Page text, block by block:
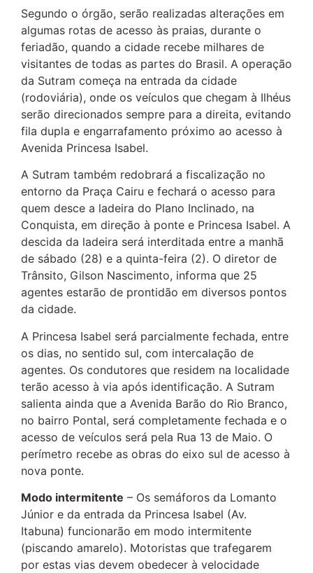
Segundo o órgão, serão realizadas alterações em
algumas rotas de acesso às praias, durante o
feriadão, quando a cidade recebe milhares de
visitantes de todas as partes do Brasil. A operação
da Sutram começa na entrada da cidade
(rodoviária), onde os veículos que chegam à Ilhéus
serão direcionados sempre para a direita, evitando
fila dupla e engarrafamento próximo ao acesso à
Avenida Princesa Isabel.
A Sutram também redobrará a fiscalização no
entorno da Praça Cairu e fechará o acesso para
quem desce a ladeira do Plano Inclinado, na
Conquista, em direção à ponte e Princesa Isabel. A
descida da ladeira será interditada entre a manhã
de sábado (28) e a quinta-feira (2). O diretor de
Trânsito, Gilson Nascimento, informa que 25
agentes estarão de prontidão em diversos pontos
da cidade.
A Princesa Isabel será parcialmente fechada, entre
os dias, no sentido sul, com intercalação de
agentes. Os condutores que residem na localidade
terão acesso à via após identificação. A Sutram
salienta ainda que a Avenida Barão do Rio Branco,
no bairro Pontal, será completamente fechada e o
acesso de veículos será pela Rua 13 de Maio. O
perímetro recebe as obras do eixo sul de acesso à
nova ponte.
Modo intermitente – Os semáforos da Lomanto
Júnior e da entrada da Princesa Isabel (Av.
Itabuna) funcionarão em modo intermitente
(piscando amarelo). Motoristas que trafegarem
por estas vias devem obedecer à velocidade